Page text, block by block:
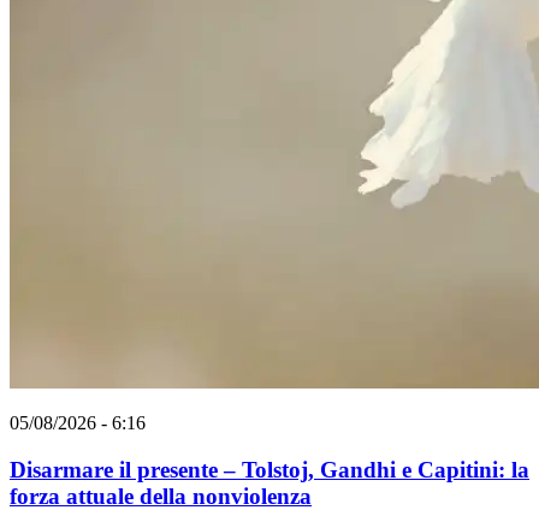
05/08/2026 - 6:16
Disarmare il presente – Tolstoj, Gandhi e Capitini: la
forza attuale della nonviolenza